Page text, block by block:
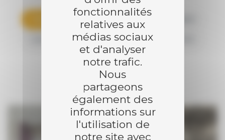
TOUTES LES RÉFÉRENCES
GAZÉIFICATION RÉSEAU DE CHALEUR
SÉCHOIR
fonctionnalités
relatives aux
médias sociaux
et d'analyser
notre trafic.
Nous
partageons
également des
informations sur
l'utilisation de
notre site avec